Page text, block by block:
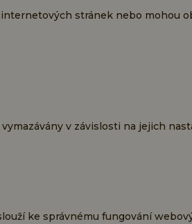
stránek nebo mohou
v závislosti na jejich
ke správnému fungování